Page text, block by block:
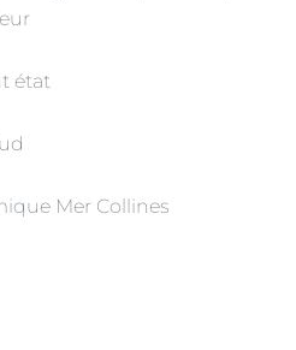
état
Mer Collines